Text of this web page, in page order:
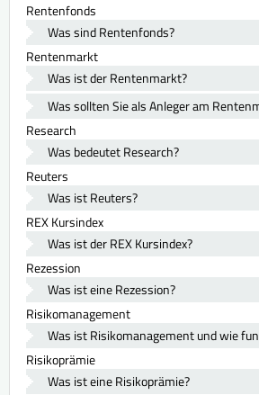
Rentenfonds
Was sind Rentenfonds?
Rentenmarkt
Was ist der Rentenmarkt?
Was sollten Sie als Anleger am
Research
Was bedeutet Research?
Reuters
Was ist Reuters?
REX Kursindex
Was ist der REX Kursindex?
Rezession
Was ist eine Rezession?
Risikomanagement
Was ist Risikomanagement und wie
Risikoprämie
Was ist eine Risikoprämie?